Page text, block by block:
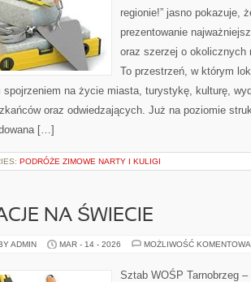
regionie!” jasno pokazuje,
prezentowanie
oraz szerzej o okolicznych
To przestrzeń, w którym
spojrzeniem na życie miasta, turystykę, kulturę,
oraz odwiedzających. Już na poziomie
[…]
PODRÓŻE ZIMOWE NARTY I KULIGI
NA ŚWIECIE
ADMIN MAR - 14 - 2026 MOŻLIWOŚĆ
Sztab WOŚP Tarnobrzeg